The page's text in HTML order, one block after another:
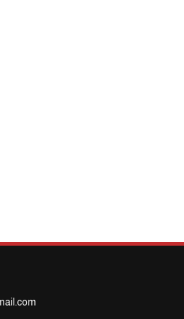
পাচ্ছে ক্রিকেটের আইন প্রণয়নকারী
টেস্ট দলে ফক্সক্রফট
করা হবে: ক্রীড়া প্রতিমন্ত্রী